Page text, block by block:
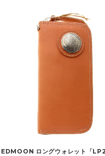
ロングウォレット「